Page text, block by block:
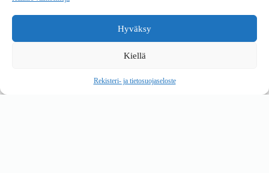
Hyväksy
Kiellä
Rekisteri- ja tietosuojaseloste
Copyright © 2026 Kalustepaikka